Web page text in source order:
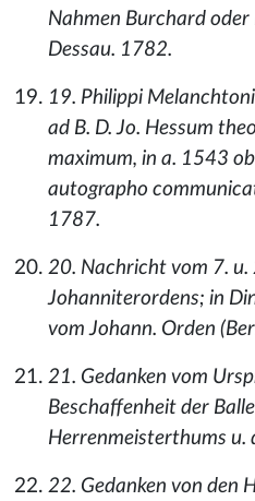
Nahmen Burchard
Dessau. 1782.
19. Philippi
ad B. D. Jo. Hessum
maximum, in a. 1543
autographo
1787.
20. Nachricht vom 7.
Johanniterordens; in
vom Johann. Orden
21. Gedanken vom
Beschaffenheit der
Herrenmeisterthums u.
22. Gedanken von den